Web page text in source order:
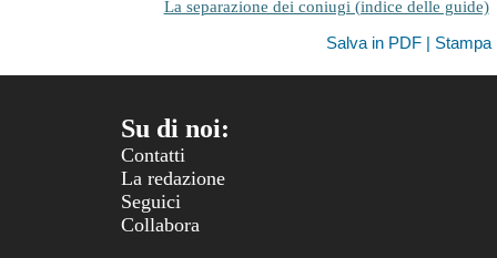
La separazione dei coniugi (indice delle guide)
Salva in PDF | Stampa
Su di noi:
Contatti
La redazione
Seguici
Collabora